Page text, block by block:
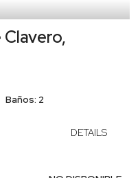
Baños: 2
DETAILS